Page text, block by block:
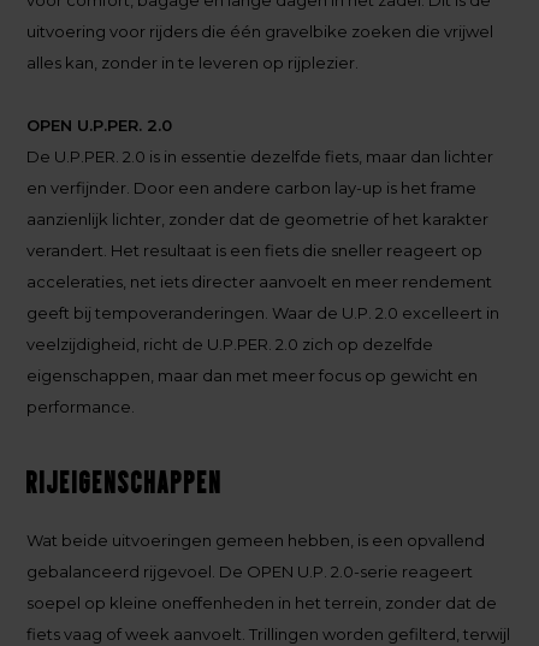
uitvoering voor rijders die één gravelbike zoeken die vrijwel
alles kan, zonder in te leveren op rijplezier.
OPEN U.P.PER. 2.0
De U.P.PER. 2.0 is in essentie dezelfde fiets, maar dan lichter
en verfijnder. Door een andere carbon lay-up is het frame
aanzienlijk lichter, zonder dat de geometrie of het karakter
verandert. Het resultaat is een fiets die sneller reageert op
acceleraties, net iets directer aanvoelt en meer rendement
geeft bij tempoveranderingen. Waar de U.P. 2.0 excelleert in
veelzijdigheid, richt de U.P.PER. 2.0 zich op dezelfde
eigenschappen, maar dan met meer focus op gewicht en
performance.
Rijeigenschappen
Wat beide uitvoeringen gemeen hebben, is een opvallend
gebalanceerd rijgevoel. De OPEN U.P. 2.0-serie reageert
soepel op kleine oneffenheden in het terrein, zonder dat de
fiets vaag of week aanvoelt. Trillingen worden gefilterd, terwijl